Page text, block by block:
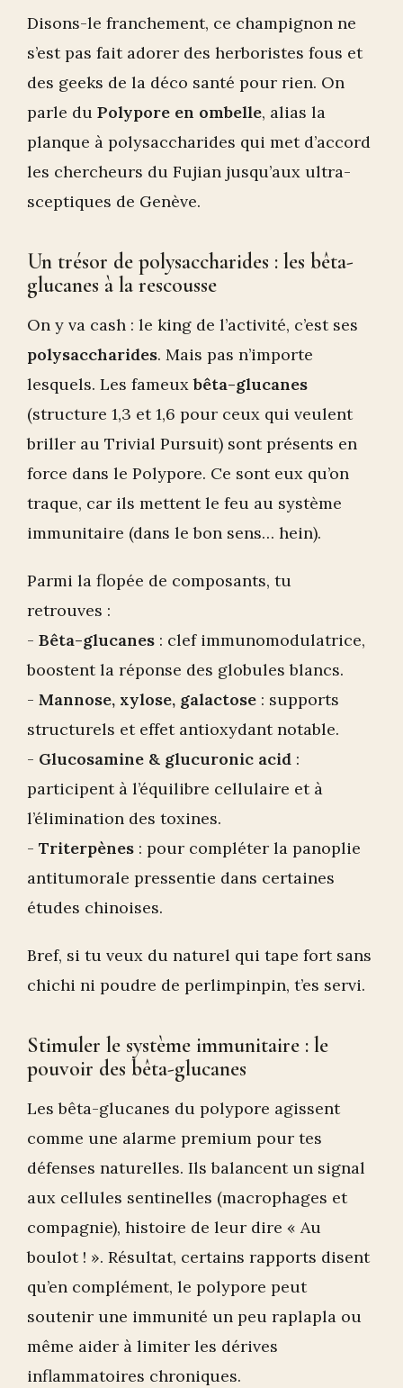
Disons-le franchement, ce champignon ne
s’est pas fait adorer des herboristes fous et
des geeks de la déco santé pour rien. On
parle du Polypore en ombelle, alias la
planque à polysaccharides qui met d’accord
les chercheurs du Fujian jusqu’aux ultra-
sceptiques de Genève.
Un trésor de polysaccharides : les bêta-
glucanes à la rescousse
On y va cash : le king de l’activité, c’est ses
polysaccharides. Mais pas n’importe
lesquels. Les fameuxbêta-glucanes
(structure 1,3 et 1,6 pour ceux qui veulent
briller au Trivial Pursuit) sont présents en
force dans le Polypore. Ce sont eux qu’on
traque, car ils mettent le feu au système
immunitaire (dans le bon sens… hein).
Parmi la flopée de composants, tu
retrouves :
- Bêta-glucanes : clef immunomodulatrice,
boostent la réponse des globules blancs.
- Mannose, xylose, galactose : supports
structurels et effet antioxydant notable.
- Glucosamine & glucuronic acid :
participent à l’équilibre cellulaire et à
l’élimination des toxines.
- Triterpènes : pour compléter la panoplie
antitumorale pressentie dans certaines
études chinoises.
Bref, si tu veux du naturel qui tape fort sans
chichi ni poudre de perlimpinpin, t’es servi.
Stimuler le système immunitaire : le
pouvoir des bêta-glucanes
Les bêta-glucanes du polypore agissent
comme une alarme premium pour tes
défenses naturelles. Ils balancent un signal
aux cellules sentinelles (macrophages et
compagnie), histoire de leur dire « Au
boulot ! ». Résultat, certains rapports disent
qu’en complément, le polypore peut
soutenir une immunité un peu raplapla ou
même aider à limiter les dérives
inflammatoires chroniques.